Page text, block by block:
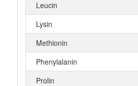
Leucin
Lysin
Methionin
Phenylalanin
Prolin